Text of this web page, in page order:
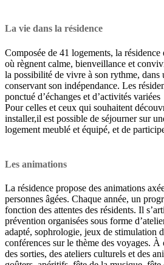
La vie dans la résidence
Composée de 41 logements, la
où règnent calme, bienveillance et
la possibilité de vivre à son rythme, dans
conservant son indépendance. Les
ponctué d’échanges et d’activités variées
Pour celles et ceux qui souhaitent
installer,il est possible de séjourner sur
logement meublé et équipé, et de
Les animations
La résidence propose des animations
personnes âgées. Chaque année, un
fonction des attentes des résidents. Il
prévention organisées sous forme
adapté, sophrologie, jeux de stimulation
conférences sur le thème des voyages. À
des sorties, des ateliers culturels et des